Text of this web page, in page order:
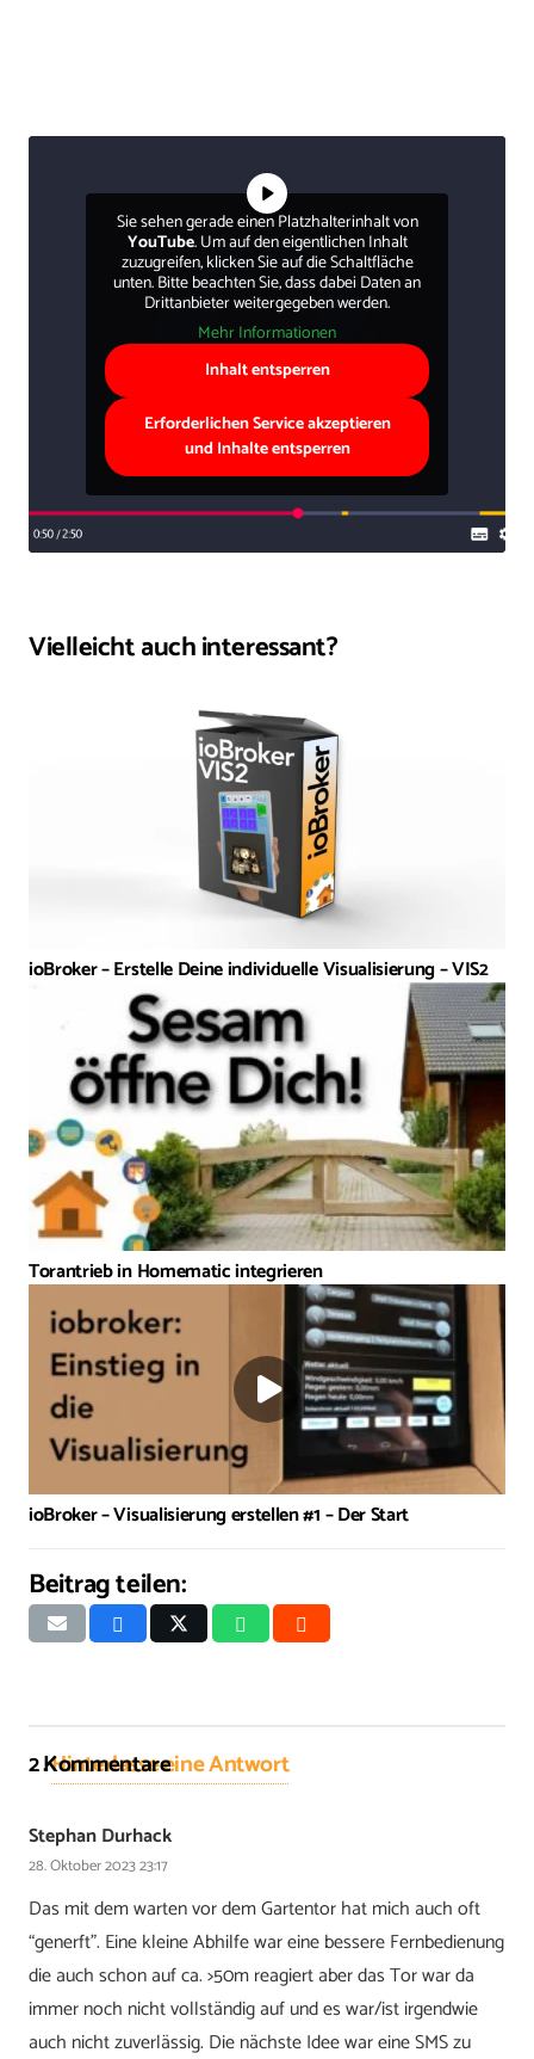
Sie sehen gerade einen Platzhalterinhalt von
YouTube. Um auf den eigentlichen Inhalt
zuzugreifen, klicken Sie auf die Schaltfläche
unten. Bitte beachten Sie, dass dabei Daten an
Drittanbieter weitergegeben werden.
Mehr Informationen
Inhalt entsperren
Erforderlichen Service akzeptieren
und Inhalte entsperren
Vielleicht auch interessant?
ioBroker – Erstelle Deine individuelle Visualisierung – VIS2
Torantrieb in Homematic integrieren
ioBroker – Visualisierung erstellen #1 – Der Start
Beitrag teilen:
2Kommentare
.Hinterlasse eine Antwort
Stephan Durhack
28. Oktober 2023 23:17
Das mit dem warten vor dem Gartentor hat mich auch oft
“generft”. Eine kleine Abhilfe war eine bessere Fernbedienung
die auch schon auf ca. >50m reagiert aber das Tor war da
immer noch nicht vollständig auf und es war/ist irgendwie
auch nicht zuverlässig. Die nächste Idee war eine SMS zu